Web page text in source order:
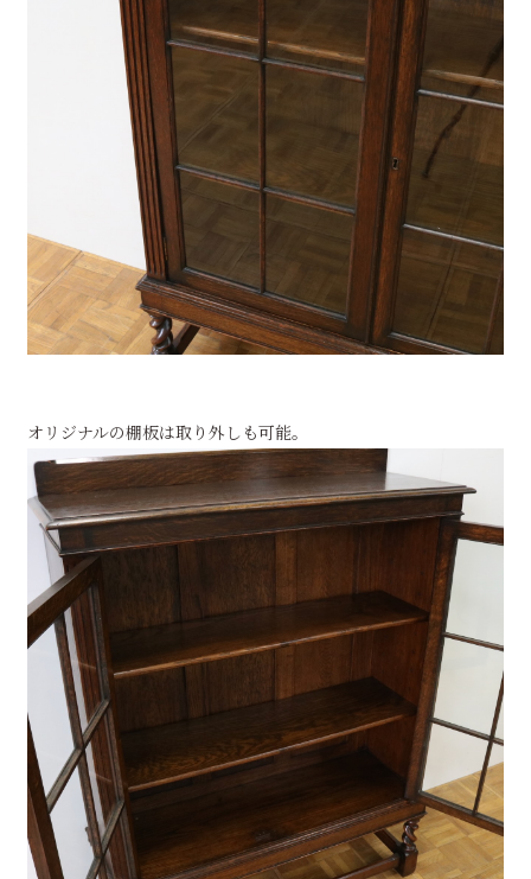
オリジナルの棚板は取り外しも可能。